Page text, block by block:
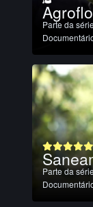
Parte da
Parte da